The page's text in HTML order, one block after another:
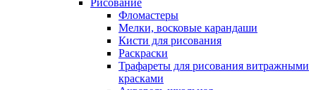
Рисование
Фломастеры
Мелки, восковые карандаши
Кисти для рисования
Раскраски
Трафареты для рисования витражными
красками